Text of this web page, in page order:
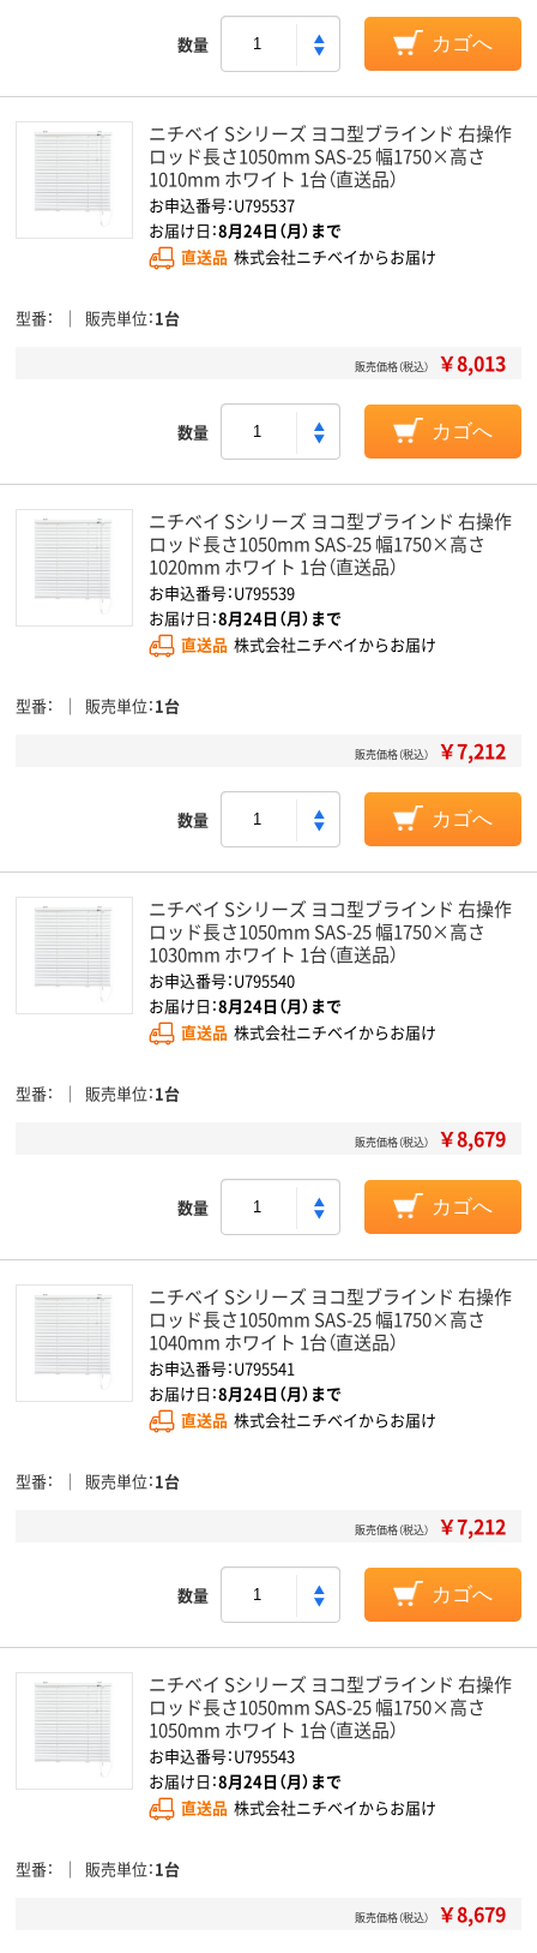
数量 カゴへ
ニチベイ Sシリーズ ヨコ型ブラインド 右操作
ロッド長さ1050mm SAS-25 幅1750×高さ
1010mm ホワイト 1台（直送品）
お申込番号：U795537
お届け日：8月24日（月）まで
直送品 株式会社ニチベイからお届け
型番 販売単位 1台
販売価格（税込） ￥8,013
数量 カゴへ
ニチベイ Sシリーズ ヨコ型ブラインド 右操作
ロッド長さ1050mm SAS-25 幅1750×高さ
1020mm ホワイト 1台（直送品）
お申込番号：U795539
お届け日：8月24日（月）まで
直送品 株式会社ニチベイからお届け
型番 販売単位 1台
販売価格（税込） ￥7,212
数量 カゴへ
ニチベイ Sシリーズ ヨコ型ブラインド 右操作
ロッド長さ1050mm SAS-25 幅1750×高さ
1030mm ホワイト 1台（直送品）
お申込番号：U795540
お届け日：8月24日（月）まで
直送品 株式会社ニチベイからお届け
型番 販売単位 1台
販売価格（税込） ￥8,679
数量 カゴへ
ニチベイ Sシリーズ ヨコ型ブラインド 右操作
ロッド長さ1050mm SAS-25 幅1750×高さ
1040mm ホワイト 1台（直送品）
お申込番号：U795541
お届け日：8月24日（月）まで
直送品 株式会社ニチベイからお届け
型番 販売単位 1台
販売価格（税込） ￥7,212
数量 カゴへ
ニチベイ Sシリーズ ヨコ型ブラインド 右操作
ロッド長さ1050mm SAS-25 幅1750×高さ
1050mm ホワイト 1台（直送品）
お申込番号：U795543
お届け日：8月24日（月）まで
直送品 株式会社ニチベイからお届け
型番 販売単位 1台
販売価格（税込） ￥8,679